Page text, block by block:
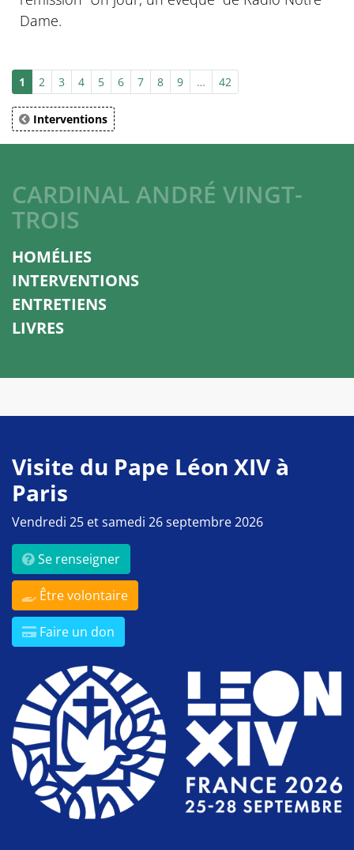
Dame.
1 2 3 4 5 6 7 8 9 … 42
Interventions
CARDINAL ANDRÉ VINGT-
TROIS
HOMÉLIES
INTERVENTIONS
ENTRETIENS
LIVRES
Visite du Pape Léon XIV à
Paris
Vendredi 25 et samedi 26 septembre 2026
Se renseigner
Être volontaire
Faire un don